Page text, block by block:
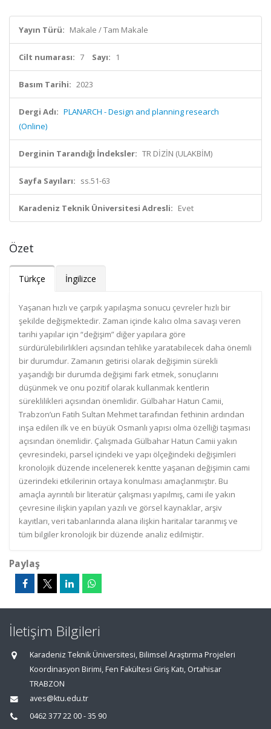
Yayın Türü: Makale / Tam Makale
Cilt numarası: 7 Sayı: 1
Basım Tarihi: 2023
Dergi Adı: PLANARCH - Design and planning research
(Online)
Derginin Tarandığı İndeksler: TR DİZİN (ULAKBİM)
Sayfa Sayıları: ss.51-63
Karadeniz Teknik Üniversitesi Adresli: Evet
Özet
Türkçe İngilizce
Yaşanan hızlı ve çarpık yapılaşma sonucu çevreler hızlı bir
şekilde değişmektedir. Zaman içinde kalıcı olma savaşı veren
tarihi yapılar için “değişim” diğer yapılara göre
sürdürülebilirlikleri açısından tehlike yaratabilecek daha önemli
bir durumdur. Zamanın getirisi olarak değişimin sürekli
yaşandığı bir durumda değişimi fark etmek, sonuçlarını
düşünmek ve onu pozitif olarak kullanmak kentlerin
süreklilikleri açısından önemlidir. Gülbahar Hatun Camii,
Trabzon’un Fatih Sultan Mehmet tarafından fethinin ardından
inşa edilen ilk ve en büyük Osmanlı yapısı olma özelliği taşıması
açısından önemlidir. Çalışmada Gülbahar Hatun Camii yakın
çevresindeki, parsel içindeki ve yapı ölçeğindeki değişimleri
kronolojik düzende incelenerek kentte yaşanan değişimin cami
üzerindeki etkilerinin ortaya konulması amaçlanmıştır. Bu
amaçla ayrıntılı bir literatür çalışması yapılmış, cami ile yakın
çevresine ilişkin yapılan yazılı ve görsel kaynaklar, arşiv
kayıtları, veri tabanlarında alana ilişkin haritalar taranmış ve
tüm bilgiler kronolojik bir düzende analiz edilmiştir.
Paylaş
İletişim Bilgileri
Karadeniz Teknik Üniversitesi, Bilimsel Araştırma Projeleri
Koordinasyon Birimi, Fen Fakültesi Giriş Katı, Ortahisar
TRABZON
aves@ktu.edu.tr
0462 377 22 00 - 35 90